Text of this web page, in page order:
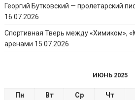
Георгий Бутковский — пролетарский
16.07.2026
Спортивная Тверь между «Химиком»,
аренами 15.07.2026
ИЮНЬ 2025
Пн Вт Ср Чт